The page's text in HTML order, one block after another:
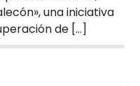
una iniciativa
de […]